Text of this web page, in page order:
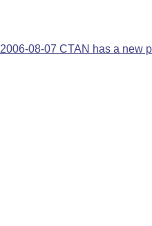
2006-08-07 CTAN has a new